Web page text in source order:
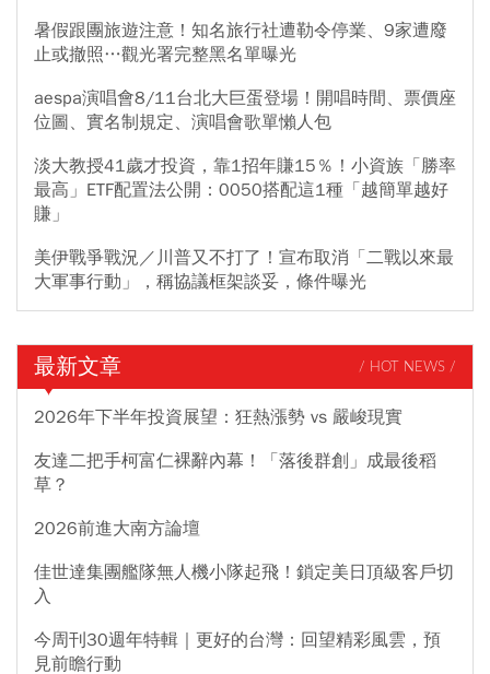
暑假跟團旅遊注意！知名旅行社遭勒令停業、9家遭廢
止或撤照…觀光署完整黑名單曝光
aespa演唱會8/11台北大巨蛋登場！開唱時間、票價座
位圖、實名制規定、演唱會歌單懶人包
淡大教授41歲才投資，靠1招年賺15％！小資族「勝率
最高」ETF配置法公開：0050搭配這1種「越簡單越好
賺」
美伊戰爭戰況／川普又不打了！宣布取消「二戰以來最
大軍事行動」，稱協議框架談妥，條件曝光
最新文章 / HOT NEWS /
2026年下半年投資展望：狂熱漲勢 vs 嚴峻現實
友達二把手柯富仁裸辭內幕！「落後群創」成最後稻
草？
2026前進大南方論壇
佳世達集團艦隊無人機小隊起飛！鎖定美日頂級客戶切
入
今周刊30週年特輯｜更好的台灣：回望精彩風雲，預
見前瞻行動